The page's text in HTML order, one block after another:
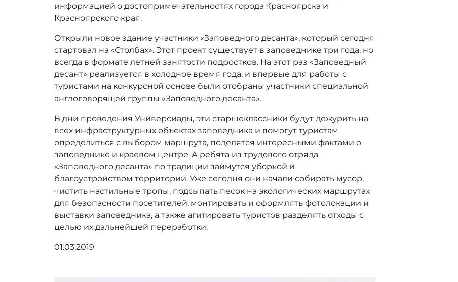
информацией о достопримечательностях города Красноярска и
Красноярского края.
Открыли новое здание участники «Заповедного десанта», который сегодня
стартовал на «Столбах». Этот проект существует в заповеднике три года, но
всегда в формате летней занятости подростков. На этот раз «Заповедный
десант» реализуется в холодное время года, и впервые для работы с
туристами на конкурсной основе были отобраны участники специальной
англоговорящей группы «Заповедного десанта».
В дни проведения Универсиады, эти старшеклассники будут дежурить на
всех инфраструктурных объектах заповедника и помогут туристам
определиться с выбором маршрута, поделятся интересными фактами о
заповеднике и краевом центре. А ребята из трудового отряда
«Заповедного десанта» по традиции займутся уборкой и
благоустройством территории. Уже сегодня они начали собирать мусор,
чистить настильные тропы, подсыпать песок на экологических маршрутах
для безопасности посетителей, монтировать и оформлять фотолокации и
выставки заповедника, а также агитировать туристов разделять отходы с
целью их дальнейшей переработки.
01.03.2019